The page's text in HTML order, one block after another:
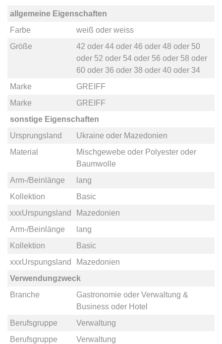
allgemeine Eigenschaften
Farbe
weiß oder weiss
Größe
42 oder 44oder 46 oder 48 oder 50
oder 52 oder 54oder 56 oder 58 oder
60oder 36 oder 38 oder 40oder 34
Marke
GREIFF
Marke
GREIFF
sonstige Eigenschaften
Ursprungsland
Ukraine oder Mazedonien
Material
Mischgewebe oder Polyesteroder
Baumwolle
Arm-/Beinlänge
lang
Kollektion
Basic
xxxUrspungsland
Mazedonien
Arm-/Beinlänge
lang
Kollektion
Basic
xxxUrspungsland
Mazedonien
Verwendungzweck
Branche
Gastronomie oder Verwaltung &
Businessoder Hotel
Berufsgruppe
Verwaltung
Berufsgruppe
Verwaltung